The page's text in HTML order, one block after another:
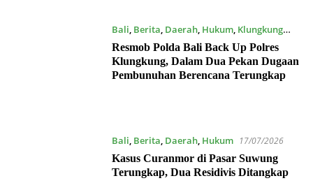
Bali, Berita, Daerah, Hukum, Klungkung
17/07/2026
Resmob Polda Bali Back Up Polres
Klungkung, Dalam Dua Pekan Dugaan
Pembunuhan Berencana Terungkap
Bali, Berita, Daerah, Hukum
17/07/2026
Kasus Curanmor di Pasar Suwung
Terungkap, Dua Residivis Ditangkap